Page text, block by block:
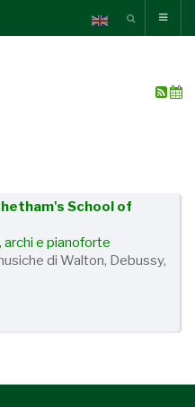
School of
archi e pianoforte
di Walton, Debussy,